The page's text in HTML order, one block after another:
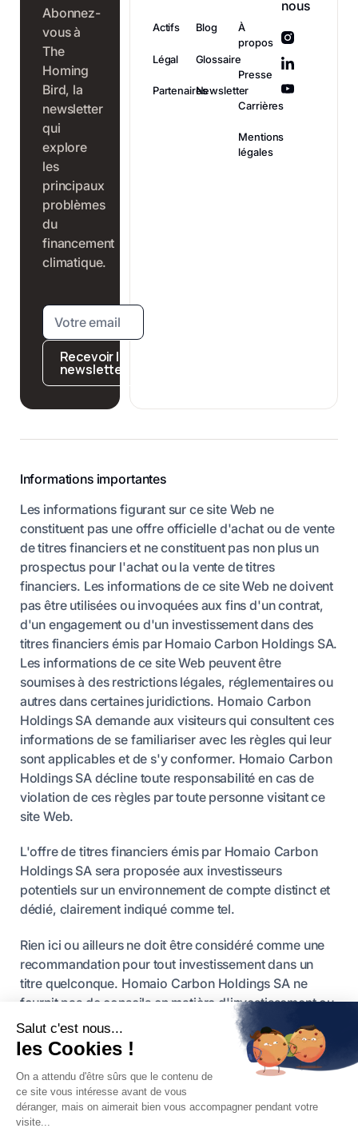
Abonnez-
vous à
The
Homing
Bird, la
newsletter
qui
explore
les
principaux
problèmes
du
financement
climatique.
Recevoir la
newsletter
Actifs
Légal
Partenaires
Blog
Glossaire
Newsletter
À
propos
Presse
Carrières
Mentions
légales
nous
Informations importantes
Les informations figurant sur ce site Web ne
constituent pas une offre officielle d'achat ou de vente
de titres financiers et ne constituent pas non plus un
prospectus pour l'achat ou la vente de titres
financiers. Les informations de ce site Web ne doivent
pas être utilisées ou invoquées aux fins d'un contrat,
d'un engagement ou d'un investissement dans des
titres financiers émis par Homaio Carbon Holdings SA.
Les informations de ce site Web peuvent être
soumises à des restrictions légales, réglementaires ou
autres dans certaines juridictions. Homaio Carbon
Holdings SA demande aux visiteurs qui consultent ces
informations de se familiariser avec les règles qui leur
sont applicables et de s'y conformer. Homaio Carbon
Holdings SA décline toute responsabilité en cas de
violation de ces règles par toute personne visitant ce
site Web.
L'offre de titres financiers émis par Homaio Carbon
Holdings SA sera proposée aux investisseurs
potentiels sur un environnement de compte distinct et
dédié, clairement indiqué comme tel.
Rien ici ou ailleurs ne doit être considéré comme une
recommandation pour tout investissement dans un
titre quelconque. Homaio Carbon Holdings SA ne
fournit pas de conseils en matière d'investissement ou
de financement.
Les performances financières historiques des EUA ne
sont pas indicatives des rendements futurs. Les
investisseurs potentiels sont priés d'évaluer
soigneusement les risques et incertitudes associés